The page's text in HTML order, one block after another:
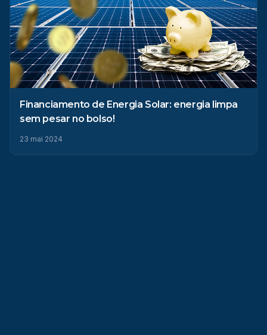
Financiamento de Energia Solar: energia limpa
sem pesar no bolso!
23 mai 2024